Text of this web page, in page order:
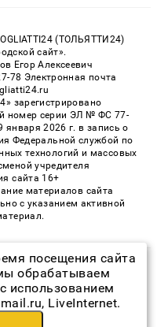
(ТОЛЬЯТТИ24)
сайт».
Егор Алексеевич
78 Электронная почта
зарегистрировано
номер серии ЭЛ № ФС 77-
января 2026 г. в запись о
Федеральной службой по
технологий и массовых
учредителя
сайта 16+
материалов сайта
с указанием активной
защищены
сайта 16+
посещения сайта
обрабатываем
использованием
LiveInternet.